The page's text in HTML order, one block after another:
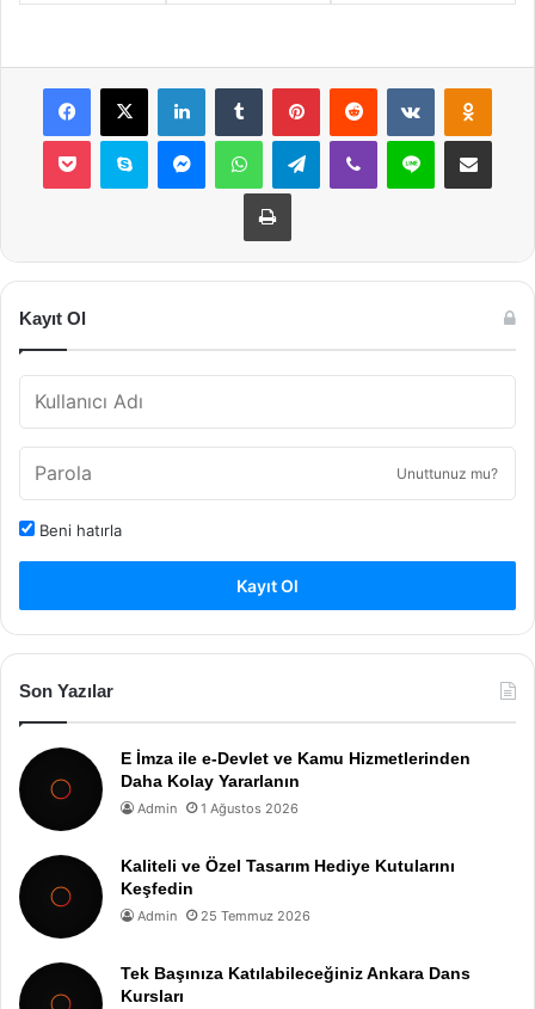
Facebook
X LinkedInTumblr PinterestReddit VKontakte
Pocket Skype MessengerWhatsAppTelegramViber Line E-Posta ile
Yazdır
Kayıt Ol
Unuttunuz mu?
Beni hatırla
Kayıt Ol
Son Yazılar
E İmza ile e-Devlet ve Kamu Hizmetlerinden
Daha Kolay Yararlanın
Admin 1 Ağustos 2026
Kaliteli ve Özel Tasarım Hediye Kutularını
Keşfedin
Admin 25 Temmuz 2026
Tek Başınıza Katılabileceğiniz Ankara Dans
Kursları